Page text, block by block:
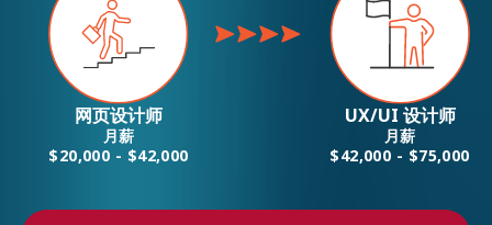
网页设计师
月薪
$20,000 - $42,000
UX/UI 设计师
月薪
$42,000 - $75,000